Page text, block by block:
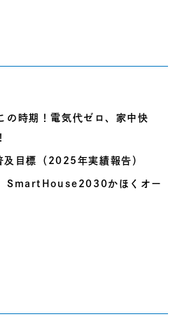
の時期！電気代ゼロ、家中快
目標（2025年実績報告）
かほくオー